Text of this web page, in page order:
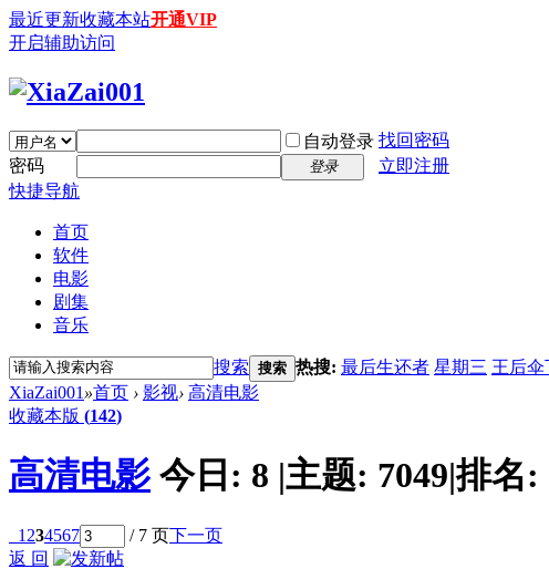
最近更新收藏本站开通VIP
开启辅助访问
自动登录 找回密码
密码
登录
立即注册
快捷导航
首页
软件
电影
剧集
音乐
搜索 搜索 热搜: 最后生还者 星期三 王后伞
XiaZai001 »首页 › 影视› 高清电影
收藏本版 (142)
高清电影 今日: 8 |主题: 7049|排名:
1 234567 / 7 页下一页
返 回